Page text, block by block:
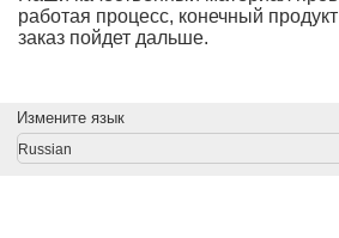
работая процесс, конечный продукт
заказ пойдет дальше.
Измените язык
Russian